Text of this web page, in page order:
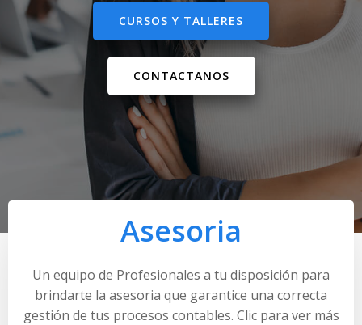
CURSOS Y TALLERES
CONTACTANOS
Asesoria
Un equipo de Profesionales a tu disposición para
brindarte la asesoria que garantice una correcta
gestión de tus procesos contables. Clic para ver más